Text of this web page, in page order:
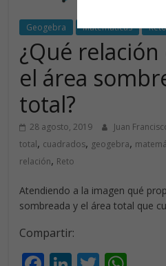
Geogebra Matemáticas
¿Qué
el área
total?
28 agosto, 2019 Juan
total, cuadrados, geogebra,
relación, Reto
Atendiendo a la imagen qué
sombreada y el área total que
Compartir: